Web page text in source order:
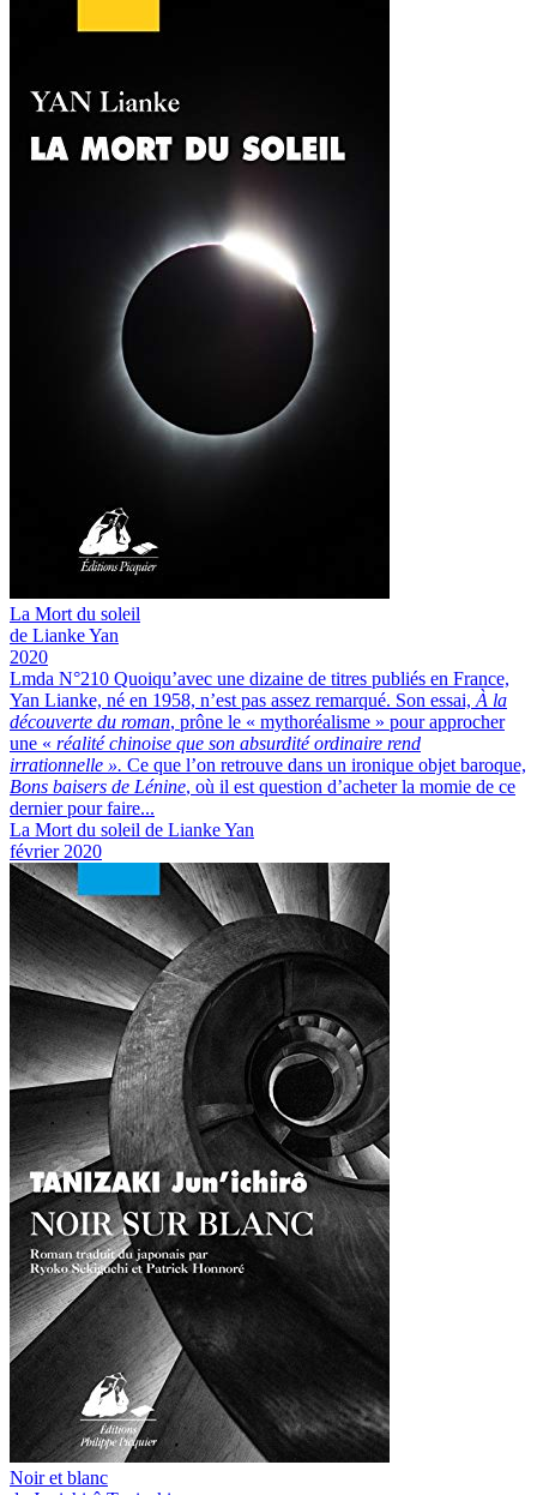
La Mort du soleil
de Lianke Yan
2020
Lmda N°210 Quoiqu’avec une dizaine de titres publiés en France,
Yan Lianke, né en 1958, n’est pas assez remarqué. Son essai, À la
découverte du roman, prône le « mythoréalisme » pour approcher
une « réalité chinoise que son absurdité ordinaire rend
irrationnelle ». Ce que l’on retrouve dans un ironique objet baroque,
Bons baisers de Lénine, où il est question d’acheter la momie de ce
dernier pour faire...
La Mort du soleil de Lianke Yan
février 2020
Noir et blanc